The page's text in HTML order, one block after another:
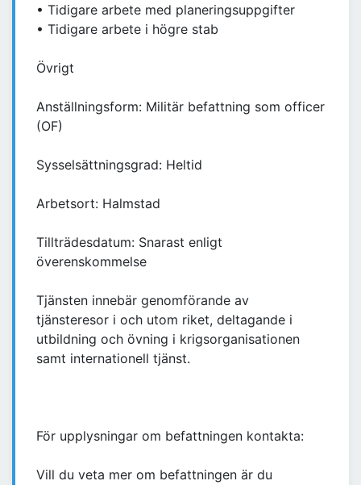
• Tidigare arbete med planeringsuppgifter
• Tidigare arbete i högre stab
Övrigt
Anställningsform: Militär befattning som officer
(OF)
Sysselsättningsgrad: Heltid
Arbetsort: Halmstad
Tillträdesdatum: Snarast enligt
överenskommelse
Tjänsten innebär genomförande av
tjänsteresor i och utom riket, deltagande i
utbildning och övning i krigsorganisationen
samt internationell tjänst.
För upplysningar om befattningen kontakta:
Vill du veta mer om befattningen är du